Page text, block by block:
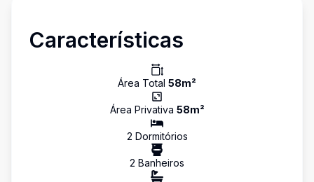
Características
Área Total 58m²
Área Privativa 58m²
2 Dormitórios
2 Banheiros